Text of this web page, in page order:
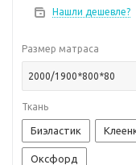
Нашли дешевле?
Размер матраса
2000/1900*800*80
Ткань
Биэластик
Оксфорд